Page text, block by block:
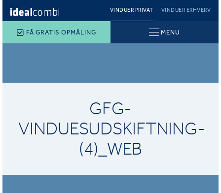
VINDUER PRIVAT VINDUER ERHVERV
FÅ GRATIS OPMÅLING MENU
GFG-
VINDUESUDSKIFTNING-
(4)_WEB